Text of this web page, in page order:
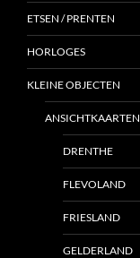
ETSEN / PRENTEN
HORLOGES
KLEINE OBJECTEN
ANSICHTKAARTEN
DRENTHE
FLEVOLAND
FRIESLAND
GELDERLAND